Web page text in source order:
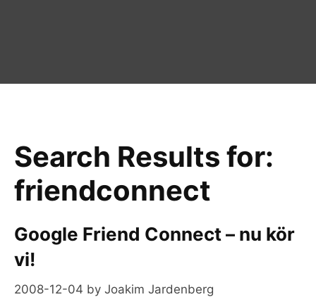
Search Results for:
friendconnect
Google Friend Connect – nu kör
vi!
2008-12-04 by Joakim Jardenberg